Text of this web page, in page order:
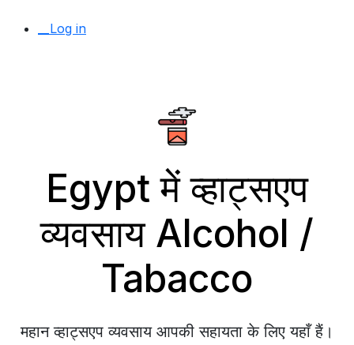
__Log in
Egypt में व्हाट्सएप
व्यवसाय Alcohol /
Tabacco
महान व्हाट्सएप व्यवसाय आपकी सहायता के लिए यहाँ हैं।